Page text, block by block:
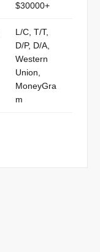
$30000+
L/C, T/T,
D/P, D/A,
Western
Union,
MoneyGra
m